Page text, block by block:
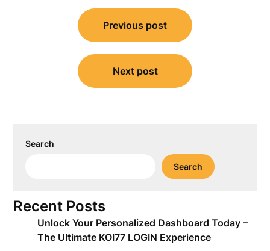
navigation
Previous post
Next post
Search
Search
Recent Posts
Unlock Your Personalized Dashboard Today –
The Ultimate KOI77 LOGIN Experience